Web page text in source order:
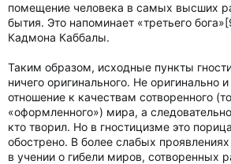
помещение человека в самых высших
бытия. Это напоминает «третьего
Кадмона Каббалы.
Таким образом, исходные пункты
ничего оригинального. Не оригинально
отношение к качествам сотворенного
«оформленного») мира, а
кто творил. Но в гностицизме это
обострено. В более слабых
в учении о гибели миров, сотворенных